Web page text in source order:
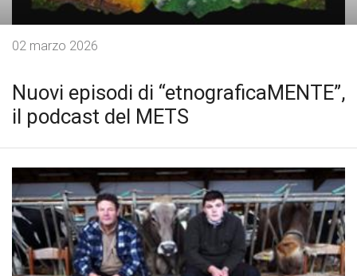
Nuovi episodi di “etnograficaMENTE”,
il podcast del METS
02 marzo 2026